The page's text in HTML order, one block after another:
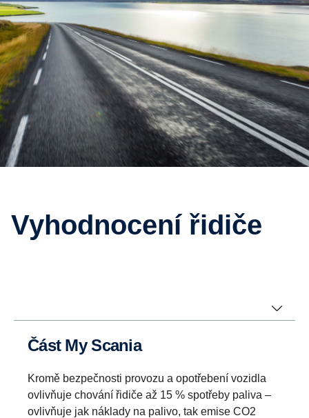
Vyhodnocení řidiče
Část My Scania
Kromě bezpečnosti provozu a opotřebení vozidla
ovlivňuje chování řidiče až 15 % spotřeby paliva –
ovlivňuje jak náklady na palivo, tak emise CO2